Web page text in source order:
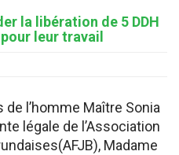
la libération de 5 DDH
leur travail
l’homme Maître Sonia
légale de l’Association
Madame